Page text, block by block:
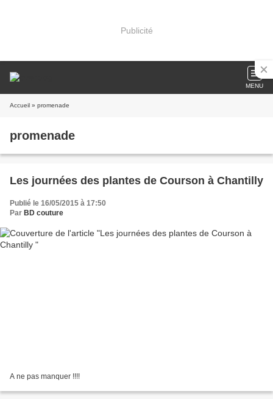
Publicité
MENU
Accueil » promenade
promenade
Les journées des plantes de Courson à Chantilly
Publié le 16/05/2015 à 17:50
Par BD couture
A ne pas manquer !!!!